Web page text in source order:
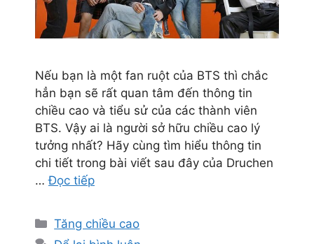
Nếu bạn là một fan ruột của BTS thì chắc
hẳn bạn sẽ rất quan tâm đến thông tin
chiều cao và tiểu sử của các thành viên
BTS. Vậy ai là người sở hữu chiều cao lý
tưởng nhất? Hãy cùng tìm hiểu thông tin
chi tiết trong bài viết sau đây của Druchen
…Đọc tiếp
Danh
mục
Tăng chiều cao